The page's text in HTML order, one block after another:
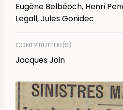
Eugène Belbéoch, Henri
Legall, Jules Gonidec
CONTRIBUTEUR(S)
Jacques Join
IMAGE